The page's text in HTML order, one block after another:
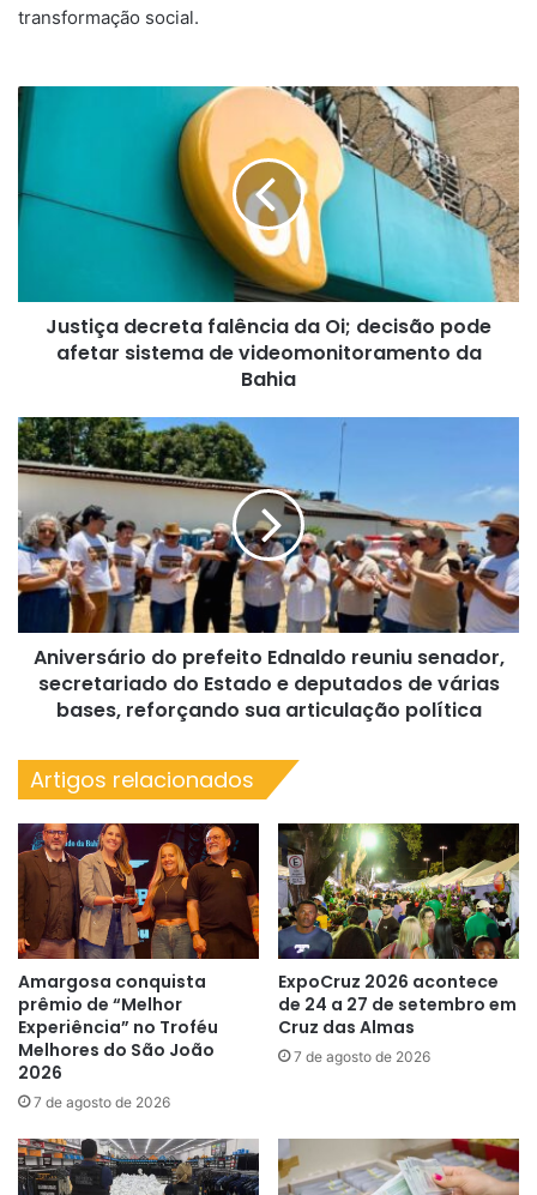
transformação social.
Justiça
decreta
falência
da
Oi;
decisão
sistema
videomonitoramento
Justiça decreta falência da Oi; decisão pode
afetar sistema de videomonitoramento da
Bahia
Aniversário
do
prefeito
Ednaldo
reuniu
senador,
secretariado
Estado
deputados
reforçando
sua
articulação
política
Aniversário do prefeito Ednaldo reuniu senador,
secretariado do Estado e deputados de várias
bases, reforçando sua articulação política
Artigos relacionados
Amargosa conquista
prêmio de “Melhor
Experiência” no Troféu
Melhores do São João
2026
7 de agosto de 2026
ExpoCruz 2026 acontece
de 24 a 27 de setembro em
Cruz das Almas
7 de agosto de 2026